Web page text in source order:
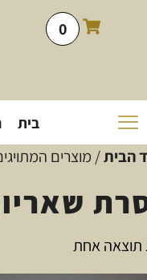
0
בית
הבית/ מוצרים
תוצאה אחת